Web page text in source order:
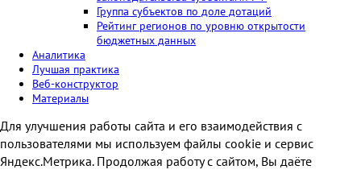
Группа субъектов по доле дотаций
Рейтинг регионов по уровню открытости
бюджетных данных
Аналитика
Лучшая практика
Веб-конструктор
Материалы
Для улучшения работы сайта и его взаимодействия с
пользователями мы используем файлы cookie и сервис
Яндекс.Метрика. Продолжая работу с сайтом, Вы даёте